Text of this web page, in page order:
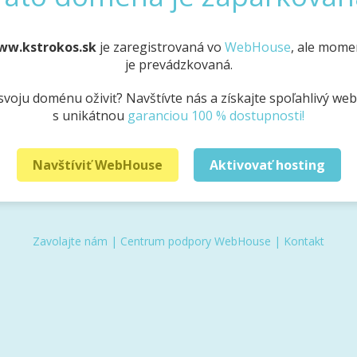
je zaregistrovaná vo WebHouse, ale
je prevádzkovaná.
doménu oživiť? Navštívte nás a získajte spoľahlivý
s unikátnou garanciou 100 % dostupnosti!
Navštíviť WebHouse Aktivovať hosting
Zavolajte nám | Centrum podpory WebHouse | Kontakt